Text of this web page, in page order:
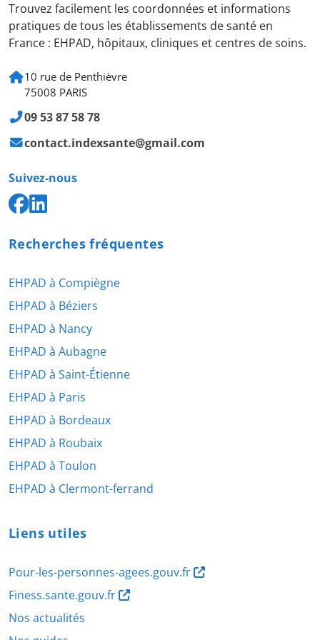
Trouvez facilement les coordonnées et informations
pratiques de tous les établissements de santé en
France : EHPAD, hôpitaux, cliniques et centres de soins.
10 rue de Penthièvre
75008 PARIS
09 53 87 58 78
contact.indexsante@gmail.com
Suivez-nous
Recherches fréquentes
EHPAD à Compiègne
EHPAD à Béziers
EHPAD à Nancy
EHPAD à Aubagne
EHPAD à Saint-Étienne
EHPAD à Paris
EHPAD à Bordeaux
EHPAD à Roubaix
EHPAD à Toulon
EHPAD à Clermont-ferrand
Liens utiles
Pour-les-personnes-agees.gouv.fr
Finess.sante.gouv.fr
Nos actualités